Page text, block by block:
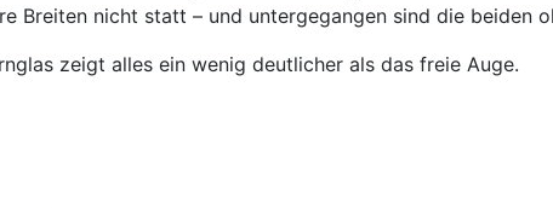
Breiten nicht statt – und untergegangen sind die beiden
zeigt alles ein wenig deutlicher als das freie Auge.